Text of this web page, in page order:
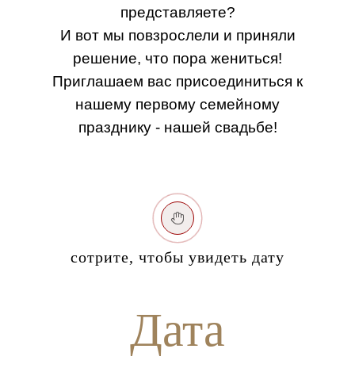
представляете?
И вот мы повзрослели и приняли
решение, что пора жениться!
Приглашаем вас присоединиться к
нашему первому семейному
празднику - нашей свадьбе!
cотрите, чтобы увидеть дату
Дата